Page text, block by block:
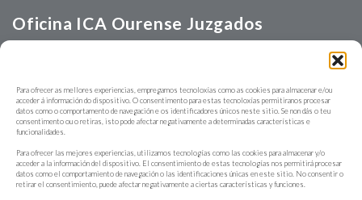
Para ofrecer as mellores experiencias, empregamos tecnoloxías como as cookies para almacenar e/ou
acceder á información do dispositivo. O consentimento para estas tecnoloxías permitiranos procesar
datos como o comportamento de navegación e os identificadores únicos neste sitio. Se non dás o teu
consentimento ou o retiras, isto pode afectar negativamente a determinadas características e
funcionalidades.
Para ofrecer las mejores experiencias, utilizamos tecnologías como las cookies para almacenar y/o
acceder a la información del dispositivo. El consentimiento de estas tecnologías nos permitirá procesar
datos como el comportamiento de navegación o las identificaciones únicas en este sitio. No consentir o
retirar el consentimiento, puede afectar negativamente a ciertas características y funciones.
Oficina ICA Ourense Juzgados
988370746